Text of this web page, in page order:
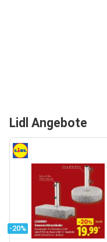
Lidl Angebote
-20%